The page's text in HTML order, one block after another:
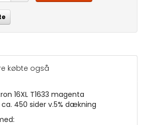
købte også
16XL T1633 magenta
450 sider v.5% dækning